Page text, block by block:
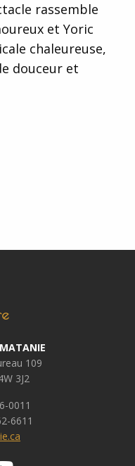
rassemble
et Yoric
chaleureuse,
douceur et
109
3J2
0011
6611